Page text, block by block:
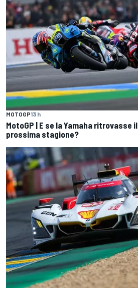
MOTOGP13 h
MotoGP | E se la Yamaha ritrovasse
prossima stagione?